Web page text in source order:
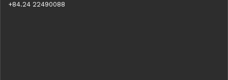
+84.24 22490088